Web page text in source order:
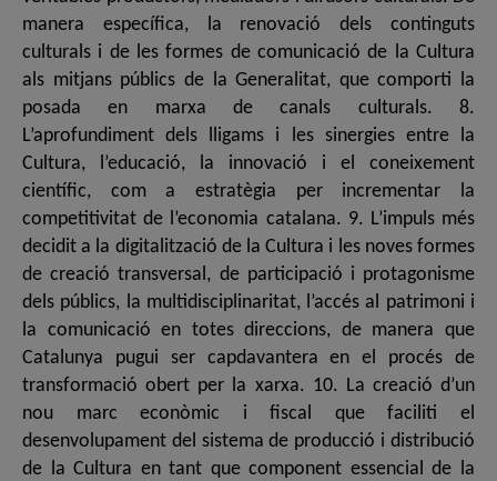
manera específica, la renovació dels continguts
culturals i de les formes de comunicació de la Cultura
als mitjans públics de la Generalitat, que comporti la
posada en marxa de canals culturals. 8.
L’aprofundiment dels lligams i les sinergies entre la
Cultura, l’educació, la innovació i el coneixement
científic, com a estratègia per incrementar la
competitivitat de l’economia catalana. 9. L’impuls més
decidit a la digitalització de la Cultura i les noves formes
de creació transversal, de participació i protagonisme
dels públics, la multidisciplinaritat, l’accés al patrimoni i
la comunicació en totes direccions, de manera que
Catalunya pugui ser capdavantera en el procés de
transformació obert per la xarxa. 10. La creació d’un
nou marc econòmic i fiscal que faciliti el
desenvolupament del sistema de producció i distribució
de la Cultura en tant que component essencial de la